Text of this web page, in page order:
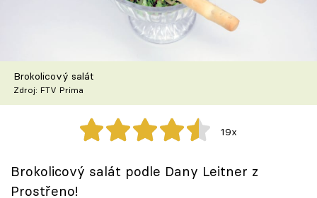
Recepty z TV
Speciál: Cuketa
Těhotnej kuchař
Sledujte prima+
Brokolicový salát
Zdroj: FTV Prima
19x
Brokolicový salát podle Dany Leitner z
Prostřeno!